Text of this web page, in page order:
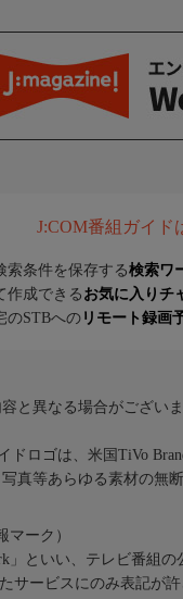
J:COM番組ガイド
索条件を保存する検索ワ
作成できる お気に入りチ
のSTBへの リモート録画
と異なる場合がございま
ドロゴは、米国TiVo
真等あらゆる素材の無
マーク）
」といい、テレビ番組の
サービスにのみ表記が